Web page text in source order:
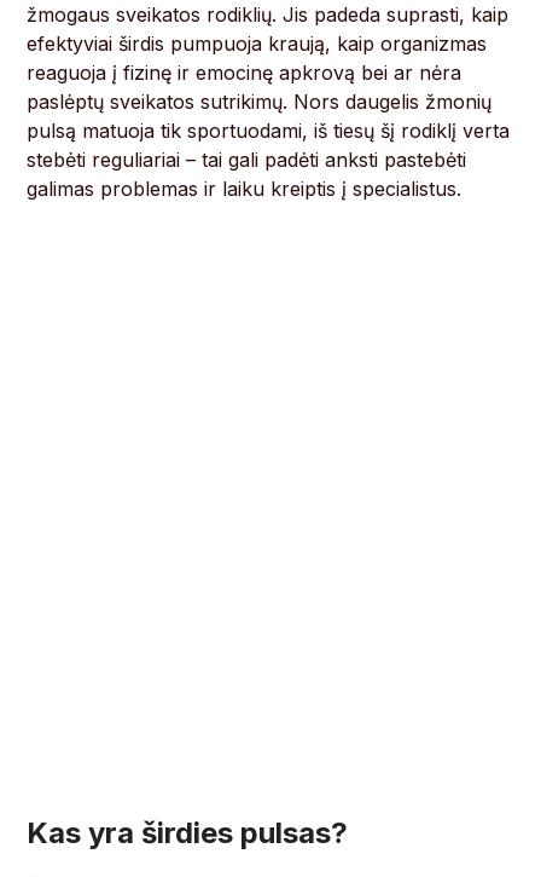
žmogaus sveikatos rodiklių. Jis padeda suprasti, kaip
efektyviai širdis pumpuoja kraują, kaip organizmas
reaguoja į fizinę ir emocinę apkrovą bei ar nėra
paslėptų sveikatos sutrikimų. Nors daugelis žmonių
pulsą matuoja tik sportuodami, iš tiesų šį rodiklį verta
stebėti reguliariai – tai gali padėti anksti pastebėti
galimas problemas ir laiku kreiptis į specialistus.
Kas yra širdies pulsas?